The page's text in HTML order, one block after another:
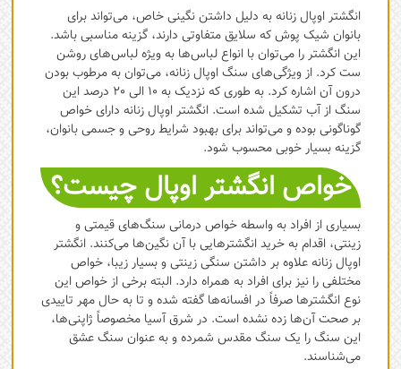
انگشتر اوپال زنانه به دلیل داشتن نگینی خاص، می‌تواند برای
‌بانوان شیک پوش که سلایق متفاوتی دارند، گزینه مناسبی باشد.
این انگشتر را می‌توان با انواع لباس‌ها به ویژه لباس‌های روشن
ست کرد. از ویژگی‌های سنگ اوپال زنانه، می‌توان به مرطوب بودن
درون آن اشاره کرد. به طوری که نزدیک به 10 الی 20 درصد این
سنگ از آب تشکیل شده است. انگشتر اوپال زنانه دارای خواص
گوناگونی بوده و می‌تواند برای بهبود شرایط روحی و جسمی بانوان،
گزینه بسیار خوبی محسوب شود.
خواص انگشتر اوپال چیست؟
بسیاری از افراد به واسطه خواص درمانی سنگ‌های قیمتی و
زینتی، اقدام به خرید انگشترهایی با آن نگین‌ها می‌کنند. انگشتر
اوپال زنانه علاوه بر داشتن سنگی زینتی و بسیار زیبا، خواص
مختلفی را نیز برای افراد به همراه دارد. البته برخی از خواص این
نوع انگشترها صرفاً در افسانه‌ها گفته شده و تا به حال مهر تاییدی
بر صحت آن‌ها زده نشده است. در شرق آسیا مخصوصاً ژاپنی‌ها،
این سنگ را یک سنگ مقدس شمرده و به عنوان سنگ عشق
می‌شناسند.